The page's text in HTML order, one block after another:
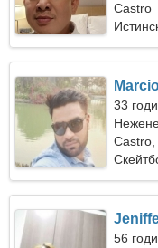
жена
Castro
33
Castro,
56